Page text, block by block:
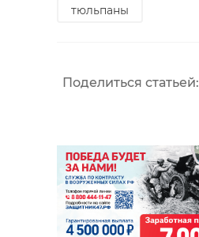
тюльпаны
Поделиться статьей:
19 мая, 15:42